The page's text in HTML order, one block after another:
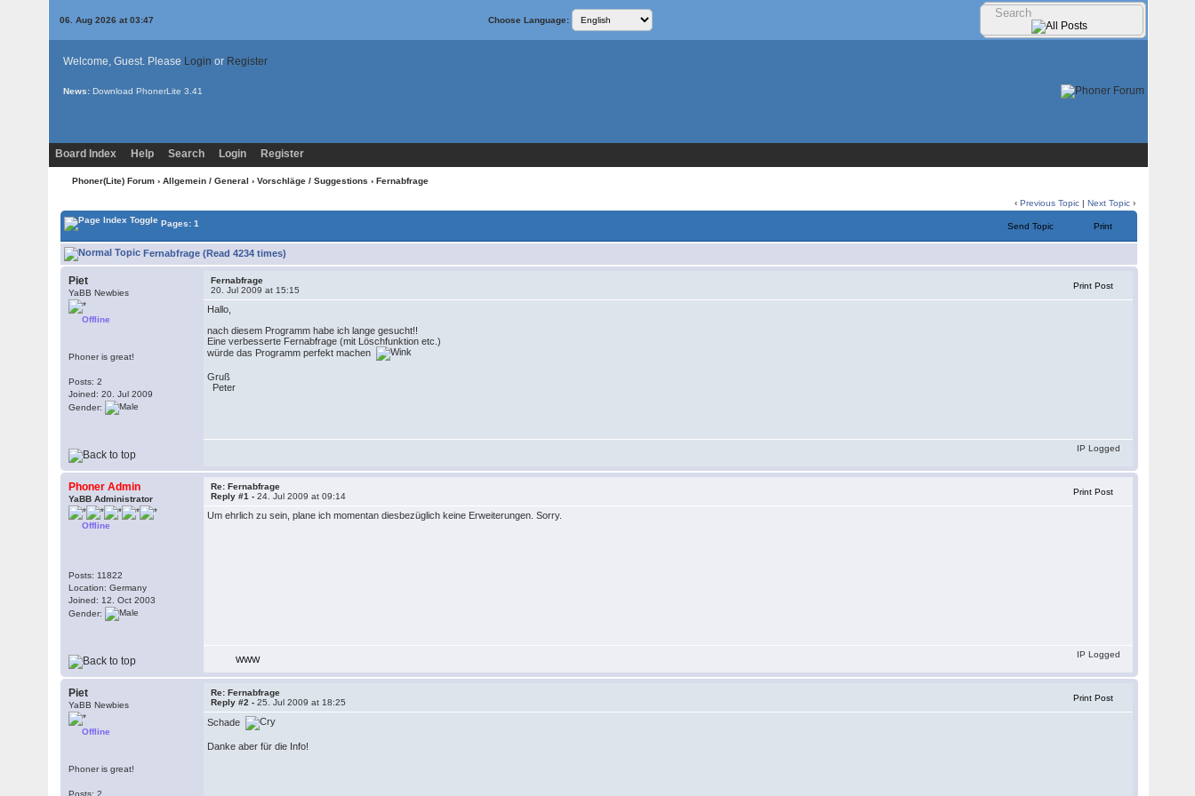
06. Aug 2026 at 03:47 Choose Language:
Welcome, Guest. Please Login or Register
News: Download PhonerLite 3.41
Board Index Help Search Login Register
Phoner(Lite) Forum › Allgemein / General › Vorschläge / Suggestions › Fernabfrage
‹Previous Topic |Next Topic ›
Pages: 1 Send Topic Print
Fernabfrage (Read 4234 times)
Piet
YaBB Newbies
Offline
Phoner is great!
Posts: 2
Joined: 20. Jul 2009
Gender:
Fernabfrage
20. Jul 2009 at 15:15
Print Post
Hallo,
nach diesem Programm habe ich lange gesucht!!
Eine verbesserte Fernabfrage (mit Löschfunktion etc.)
würde das Programm perfekt machen
Gruß
Peter
IP Logged
Phoner Admin
YaBB Administrator
Offline
Posts: 11822
Location: Germany
Joined: 12. Oct 2003
Gender:
Re: Fernabfrage
Reply #1 -24. Jul 2009 at 09:14 Print Post
Um ehrlich zu sein, plane ich momentan diesbezüglich keine Erweiterungen. Sorry.
WWW
IP Logged
Piet
YaBB Newbies
Offline
Phoner is great!
Posts: 2
Re: Fernabfrage
Reply #2 -25. Jul 2009 at 18:25 Print Post
Schade
Danke aber für die Info!